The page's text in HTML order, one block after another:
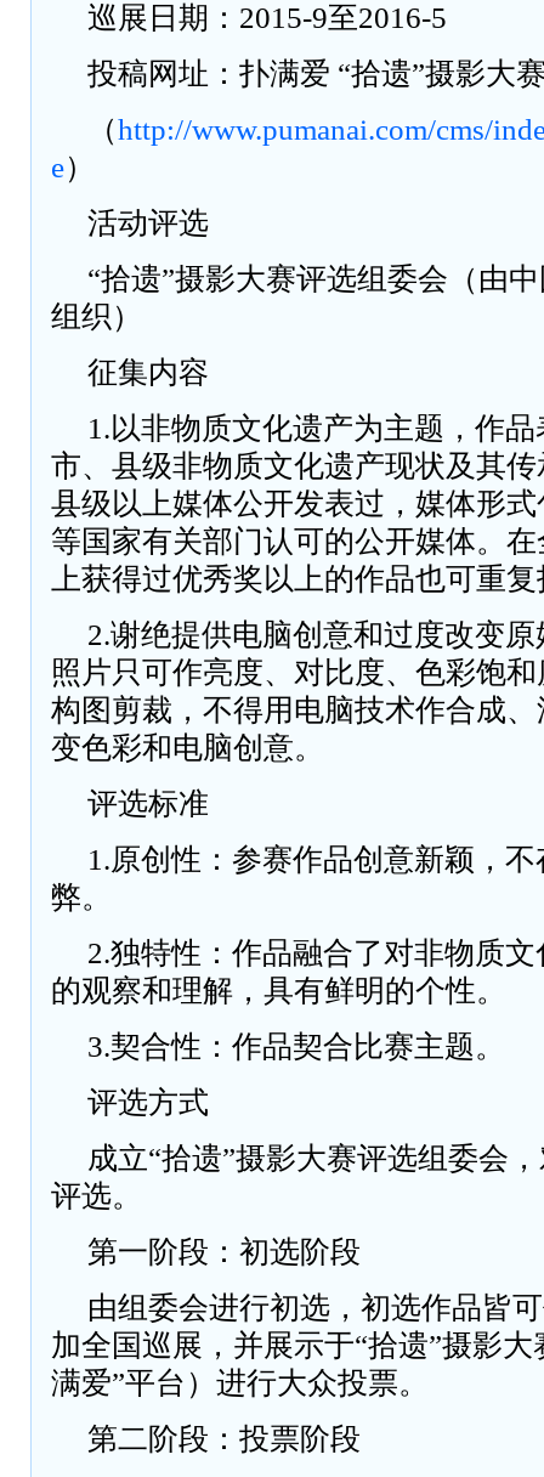
巡展日期：2015-9至2016-5
投稿网址：扑满爱 “拾遗”摄影大
（http://www.pumanai.com/cms/
e）
活动评选
“拾遗”摄影大赛评选组委会（由
组织）
征集内容
1.以非物质文化遗产为主题，作
市、县级非物质文化遗产现状及其
县级以上媒体公开发表过，媒体形
等国家有关部门认可的公开媒体。
上获得过优秀奖以上的作品也可重
2.谢绝提供电脑创意和过度改变
照片只可作亮度、对比度、色彩饱
构图剪裁，不得用电脑技术作合成
变色彩和电脑创意。
评选标准
1.原创性：参赛作品创意新颖，
弊。
2.独特性：作品融合了对非物质
的观察和理解，具有鲜明的个性。
3.契合性：作品契合比赛主题。
评选方式
成立“拾遗”摄影大赛评选组委会
评选。
第一阶段：初选阶段
由组委会进行初选，初选作品皆
加全国巡展，并展示于“拾遗”摄影
满爱”平台）进行大众投票。
第二阶段：投票阶段